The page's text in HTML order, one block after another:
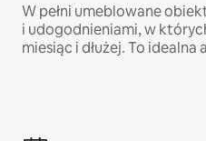
W pełni umeblowane
i udogodnieniami, w
miesiąc i dłużej. To